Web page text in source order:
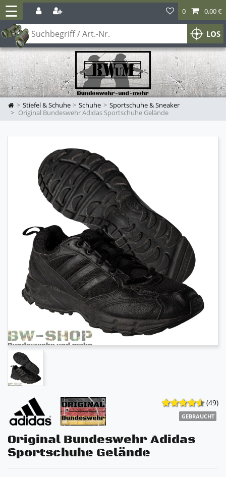
☰
LOS
0 0,00 €
Stiefel & Schuhe Schuhe
Sportschuhe & Sneaker
Original Bundeswehr Adidas Sportschuhe Gelände
(49)
GEBRAUCHT
Original Bundeswehr Adidas
Sportschuhe Gelände